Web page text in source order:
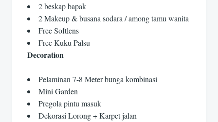
2 beskap bapak
2 Makeup & busana sodara / among tamu wanita
Free Softlens
Free Kuku Palsu
Decoration
Pelaminan 7-8 Meter bunga kombinasi
Mini Garden
Pregola pintu masuk
Dekorasi Lorong + Karpet jalan